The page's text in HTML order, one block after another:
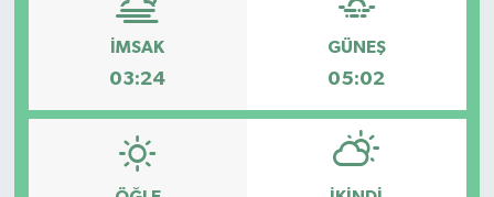
İMSAK
03:24
GÜNEŞ
05:02